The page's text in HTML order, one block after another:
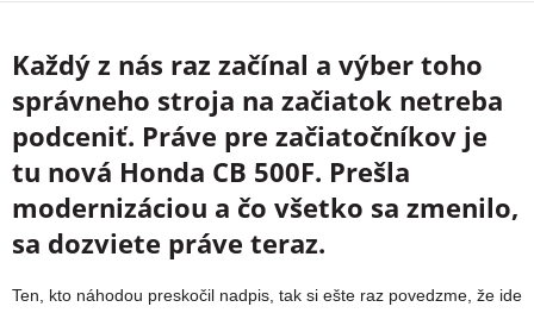
Každý z nás raz začínal a výber toho
správneho stroja na začiatok netreba
podceniť. Práve pre začiatočníkov je
tu nová Honda CB 500F. Prešla
modernizáciou a čo všetko sa zmenilo,
sa dozviete práve teraz.
Ten, kto náhodou preskočil nadpis, tak si ešte raz povedzme, že ide